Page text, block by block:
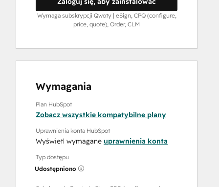
Wymaga subskrypcji Qwoty | eSign, CPQ (configure,
price, quote), Order, CLM
Wymagania
Plan HubSpot
Zobacz wszystkie kompatybilne plany
Uprawnienia konta HubSpot
Wyświetl wymagane uprawnienia konta
Typ dostępu
Udostępniono